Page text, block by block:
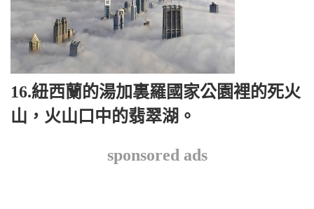
16.紐西蘭的湯加裏羅國家公園裡的死火
山，火山口中的翡翠湖。
sponsored ads